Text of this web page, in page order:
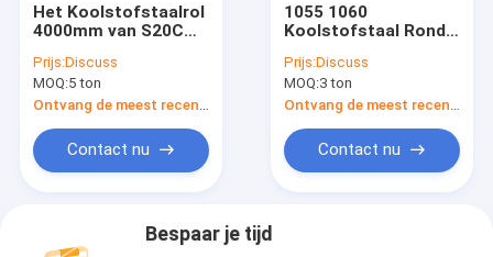
Het Koolstofstaalrol
4000mm van S20C
Oppoetsen voor
Bouw
Prijs:Discuss
MOQ:5 ton
Contact nu
1055 1060
Koolstofstaal Ronde
Warmgewalst Staal
Prijs:Discuss
MOQ:3 ton
Contact nu
Bespaar je tijd